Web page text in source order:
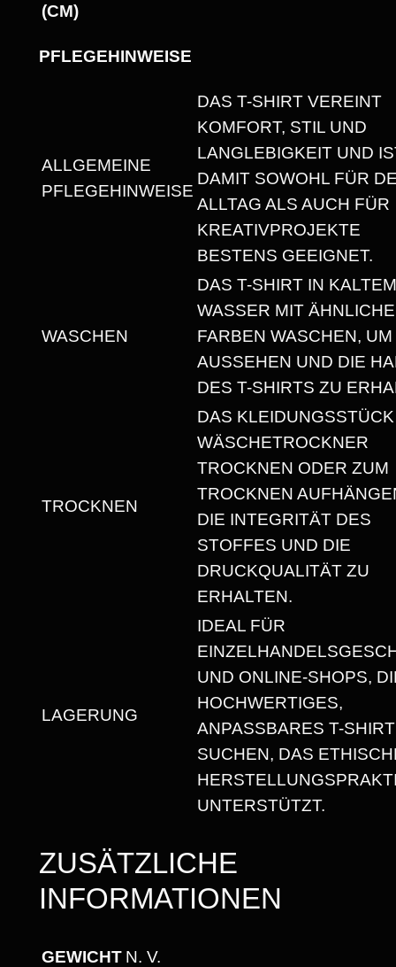
R
N
L
S
H
(CM)
PFLEGEHINWEISE
ALLGEMEINE
PFLEGEHINWEISE
DAS T-SHIRT VEREINT
KOMFORT, STIL UND
LANGLEBIGKEIT UND
DAMIT SOWOHL FÜR
ALLTAG ALS AUCH FÜR
KREATIVPROJEKTE
BESTENS GEEIGNET.
WASCHEN
DAS T-SHIRT IN KALTEM
WASSER MIT
FARBEN WASCHEN,
AUSSEHEN UND DIE
DES T-SHIRTS ZU
TROCKNEN
DAS
WÄSCHETROCKNER
TROCKNEN ODER ZUM
TROCKNEN
DIE INTEGRITÄT DES
STOFFES UND DIE
DRUCKQUALITÄT ZU
ERHALTEN.
LAGERUNG
IDEAL FÜR
UND ONLINE-SHOPS,
HOCHWERTIGES,
ANPASSBARES T-SHIRT
SUCHEN, DAS
UNTERSTÜTZT.
ZUSÄTZLICHE
INFORMATIONEN
GEWICHT N. V.